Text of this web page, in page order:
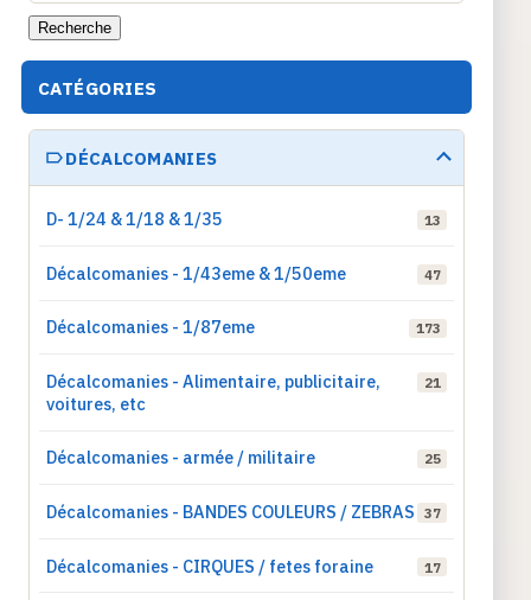
pour :
Recherche
CATÉGORIES
DÉCALCOMANIES
D- 1/24 & 1/18 & 1/35 13
Décalcomanies - 1/43eme & 1/50eme 47
Décalcomanies - 1/87eme 173
Décalcomanies - Alimentaire, publicitaire,
voitures, etc
21
Décalcomanies - armée / militaire 25
Décalcomanies - BANDES COULEURS / ZEBRAS 37
Décalcomanies - CIRQUES / fetes foraine 17